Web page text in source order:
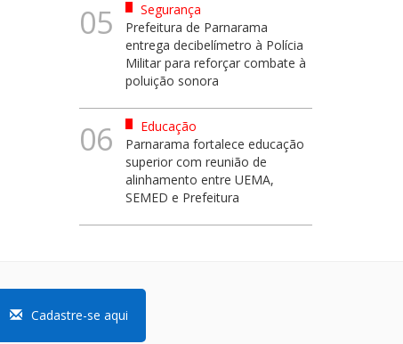
05
Segurança
Prefeitura de Parnarama
entrega decibelímetro à Polícia
Militar para reforçar combate à
poluição sonora
06
Educação
Parnarama fortalece educação
superior com reunião de
alinhamento entre UEMA,
SEMED e Prefeitura
Cadastre-se aqui